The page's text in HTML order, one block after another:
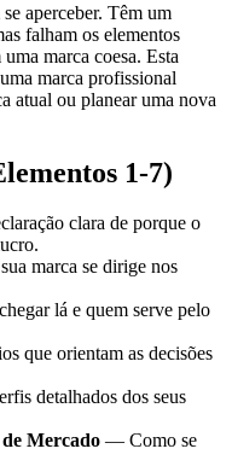
aperceber. Têm um
falham os elementos
marca coesa. Esta
marca profissional
atual ou planear uma nova
1-7)
clara de porque o
marca se dirige nos
lá e quem serve pelo
que orientam as decisões
detalhados dos seus
Mercado — Como se